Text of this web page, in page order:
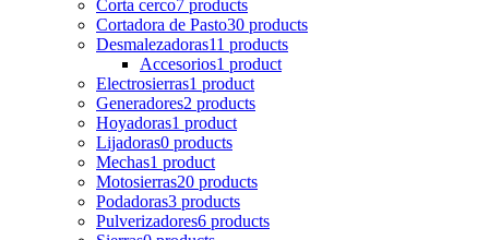
Corta cerco7 products
Cortadora de Pasto30 products
Desmalezadoras11 products
Accesorios1 product
Electrosierras1 product
Generadores2 products
Hoyadoras1 product
Lijadoras0 products
Mechas1 product
Motosierras20 products
Podadoras3 products
Pulverizadores6 products